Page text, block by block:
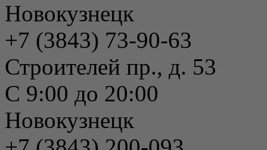
Новокузнецк
+7 (3843) 73-90-63
Строителей пр., д. 53
С 9:00 до 20:00
Новокузнецк